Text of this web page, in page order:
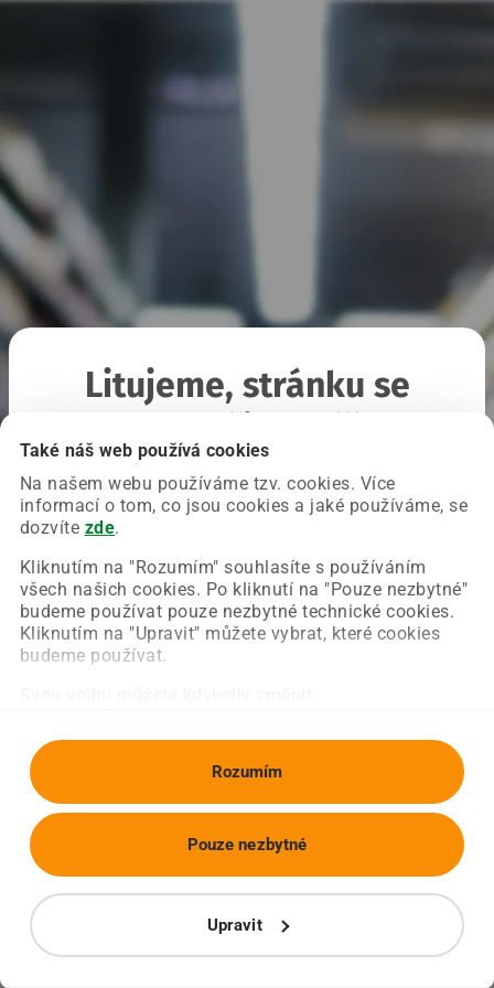
Také náš web používá cookies
Na našem webu používáme tzv. cookies. Více
informací o tom, co jsou cookies a jaké používáme, se
dozvíte zde.
Kliknutím na "Rozumím" souhlasíte s používáním
všech našich cookies. Po kliknutí na "Pouze nezbytné"
budeme používat pouze nezbytné technické cookies.
Kliknutím na "Upravit" můžete vybrat, které cookies
budeme používat.
Rozumím
Upravit
Pouze nezbytné
Litujeme, stránku se
Chyba nastala na naší straně a už ji opravujeme.
Zkuste prosím znovu načíst požadovanou stránku.
Obnovit stránku Úvodní strana